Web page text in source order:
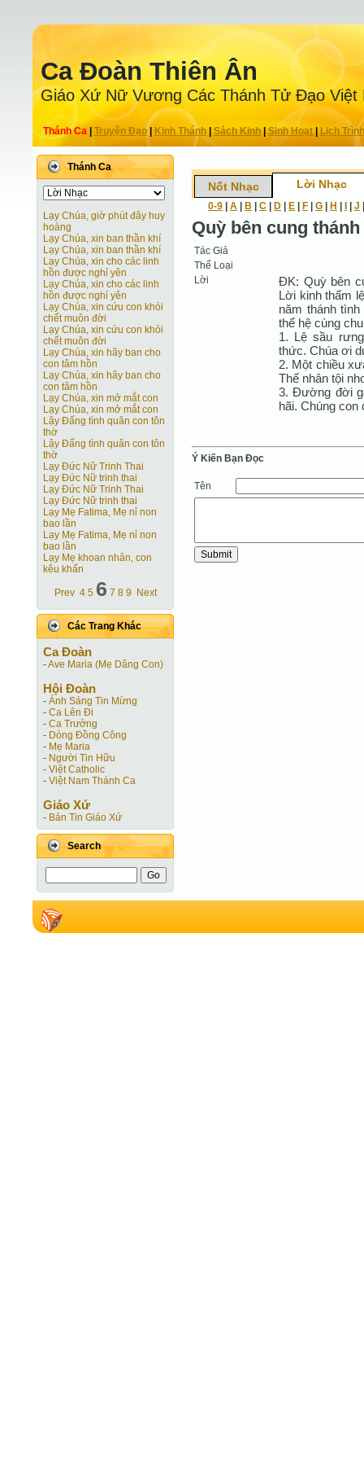
Ca Ðoàn Thiên Ân
Giáo Xứ Nữ Vương Các Thánh Tử Ðạo Việt
Thánh Ca Truyện Ðạo| Kinh Thánh Sách Kinh|Sinh Hoạt| Lịch Trình
Thánh Ca
Lạy Chúa, giờ phút đây huy
hoàng
Lạy Chúa, xin ban thần khí
Lạy Chúa, xin ban thần khí
Lạy Chúa, xin cho các linh
hồn được nghỉ yên
Lạy Chúa, xin cho các linh
hồn được nghỉ yên
Lạy Chúa, xin cứu con khỏi
chết muôn đời
Lạy Chúa, xin cứu con khỏi
chết muôn đời
Lạy Chúa, xin hãy ban cho
con tâm hồn
Lạy Chúa, xin hãy ban cho
con tâm hồn
Lạy Chúa, xin mở mắt con
Lạy Chúa, xin mở mắt con
Lậy Đấng tình quân con tôn
thờ
Lậy Đấng tình quân con tôn
thờ
Lạy Ðức Nữ Trinh Thai
Lạy Ðức Nữ trinh thai
Lạy Ðức Nữ Trinh Thai
Lạy Ðức Nữ trinh thai
Lạy Mẹ Fatima, Mẹ nỉ non
bao lần
Lạy Mẹ Fatima, Mẹ nỉ non
bao lần
Lạy Mẹ khoan nhân, con
kêu khấn
Prev 4 5 6 7 8 9 Next
Các Trang Khác
Ca Ðoàn
-Ave Maria (Mẹ Dâng Con)
Hội Ðoàn
- Ánh Sáng Tin Mừng
- Ca Lên Đi
- Ca Trưởng
- Dòng Đồng Công
- Mẹ Maria
- Người Tin Hữu
- Việt Catholic
- Việt Nam Thánh Ca
Giáo Xứ
- Bản Tin Giáo Xứ
Search
Nốt Nhạc Lời Nhạc
0-9 A B C D E F G H J
Quỳ bên cung
Tác Giả
Thể Loại
Lời
ÐK: Quỳ bên
Lời kinh thấm
năm thánh
thế hệ cùng
1. Lệ sầu
thức. Chúa ơi
2. Một chiều
Thế nhân tội
3. Ðường đời
hãi. Chúng
Ý Kiến Bạn Ðọc
Tên